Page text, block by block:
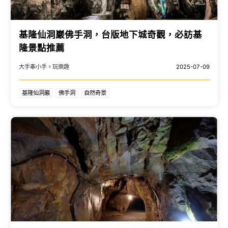
基隆仙洞巖佛手洞，台版地下城奇觀，必訪基
隆景點推薦
大手牽小手。玩樂趣 2025-07-09
基隆仙洞巖 佛手洞 自然奇景